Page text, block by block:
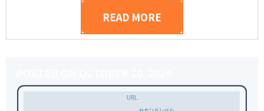
READ MORE